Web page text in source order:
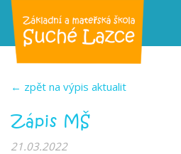
← zpět na výpis aktualit
Zápis MŠ
21.03.2022